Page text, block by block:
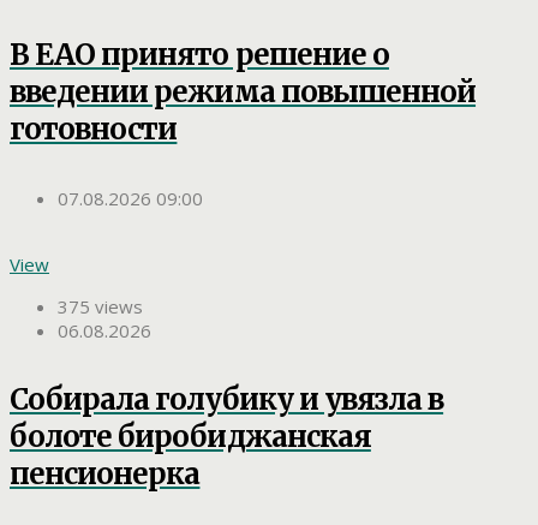
В ЕАО принято решение о
введении режима повышенной
готовности
07.08.2026 09:00
View
375 views
06.08.2026
Собирала голубику и увязла в
болоте биробиджанская
пенсионерка